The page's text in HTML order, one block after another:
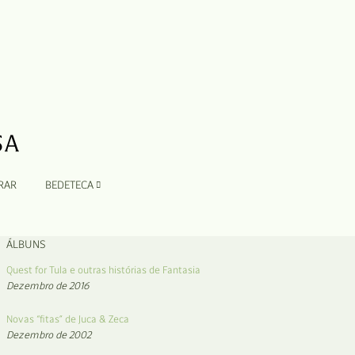
BEDETECA
ÁLBUNS
Quest for Tula e outras histórias de Fantasia
Dezembro de 2016
Novas “fitas” de Juca & Zeca
Dezembro de 2002